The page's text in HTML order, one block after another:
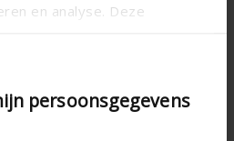
en analyse. Deze
u aan ze heeft verstrekt of
op basis van uw gebruik
persoonsgegevens
25.8